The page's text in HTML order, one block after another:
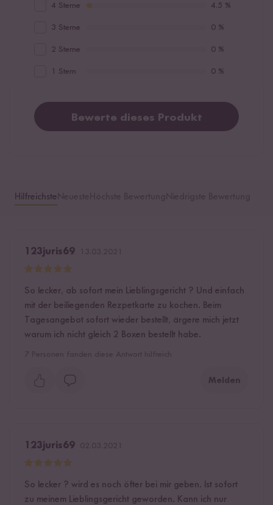
4 Sterne 4.5 %
3 Sterne 0 %
2 Sterne 0 %
1 Stern 0 %
Bewerte dieses Produkt
Hilfreichste
123juris69
So lecker, ab sofort mein Lieblingsgericht ? Und einfach
mit der beiliegenden Rezpetkarte zu kochen. Beim
Tagesangebot sofort wieder bestellt, ärgere mich jetzt
warum ich nicht gleich 2 Boxen bestellt habe.
Melden
123juris69
So lecker ? wird es noch öfter bei mir geben. Ist sofort
zu meinem Lieblingsgericht geworden. Kann ich nur